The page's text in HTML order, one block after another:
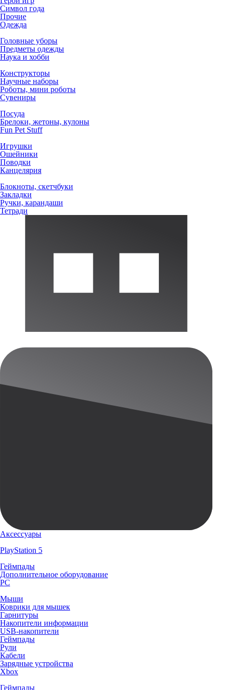
Символ года
Прочие
Одежда
Головные уборы
Предметы одежды
Наука и хобби
Конструкторы
Научные наборы
Роботы, мини роботы
Сувениры
Посуда
Брелоки, жетоны, кулоны
Fun Pet Stuff
Игрушки
Ошейники
Поводки
Канцелярия
Блокноты, скетчбуки
Закладки
Ручки, карандаши
Тетради
Аксессуары
PlayStation 5
Геймпады
Дополнительное оборудование
PC
Мыши
Коврики для мышек
Гарнитуры
Накопители информации
USB-накопители
Геймпады
Рули
Кабели
Зарядные устройства
Xbox
Геймпады